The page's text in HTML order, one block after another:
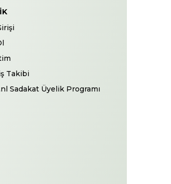
Takibi
Sadakat Üyelik Programı